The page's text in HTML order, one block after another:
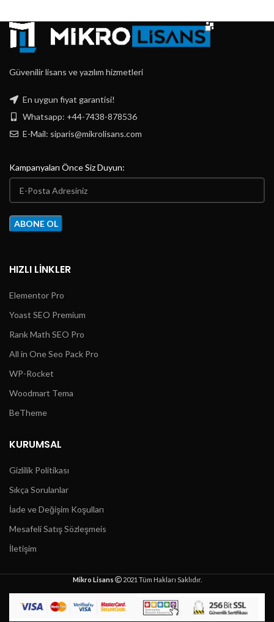
Güvenilir lisans ve yazılım hizmetleri
En uygun fiyat garantisi!
Whatsapp: +44-7438-878536
E-Mail: siparis@mikrolisans.com
Kampanyaları Önce Siz Duyun:
HIZLI LINKLER
Elementor Pro
Yoast SEO Premium
Rank Math SEO Pro
All in One Seo Pack Pro
WP-Rocket
Woodmart Tema
BeTheme
KURUMSAL
Gizlilik Politikası
Sıkça Sorulanlar
İade ve Değişim Koşulları
Mesafeli Satış Sözleşmeis
İletişim
Mikro Lisans 2021 Tüm Hakları Saklıdır.